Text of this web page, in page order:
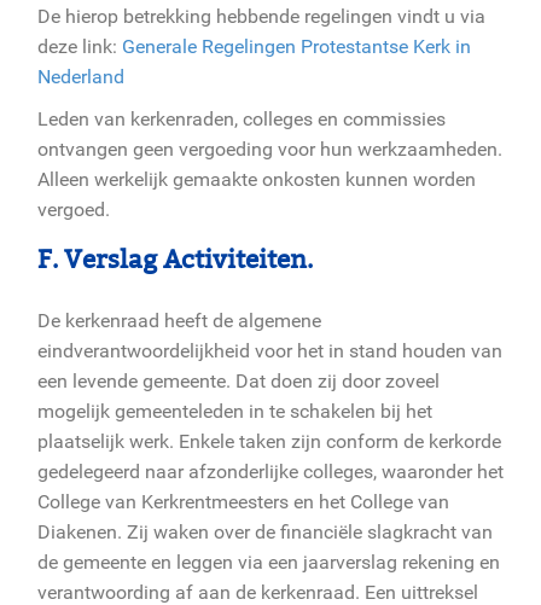
De hierop betrekking hebbende regelingen vindt u via
deze link: Generale Regelingen Protestantse Kerk in
Nederland
Leden van kerkenraden, colleges en commissies
ontvangen geen vergoeding voor hun werkzaamheden.
Alleen werkelijk gemaakte onkosten kunnen worden
vergoed.
F. Verslag Activiteiten.
De kerkenraad heeft de algemene
eindverantwoordelijkheid voor het in stand houden van
een levende gemeente. Dat doen zij door zoveel
mogelijk gemeenteleden in te schakelen bij het
plaatselijk werk. Enkele taken zijn conform de kerkorde
gedelegeerd naar afzonderlijke colleges, waaronder het
College van Kerkrentmeesters en het College van
Diakenen. Zij waken over de financiële slagkracht van
de gemeente en leggen via een jaarverslag rekening en
verantwoording af aan de kerkenraad. Een uittreksel